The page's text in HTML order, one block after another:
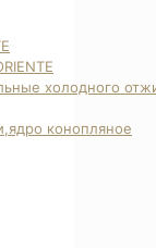
холодного
конопляное